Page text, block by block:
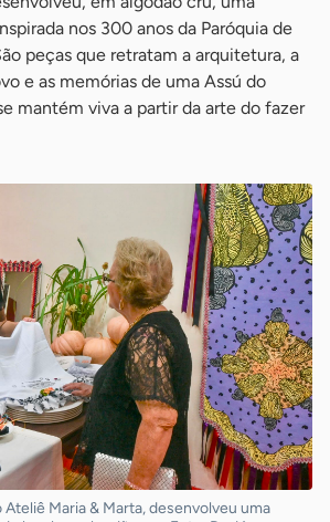
nos 300 anos da Paróquia de
peças que retratam a arquitetura, a
e as memórias de uma Assú do
mantém viva a partir da arte do fazer
Ateliê Maria & Marta, desenvolveu uma